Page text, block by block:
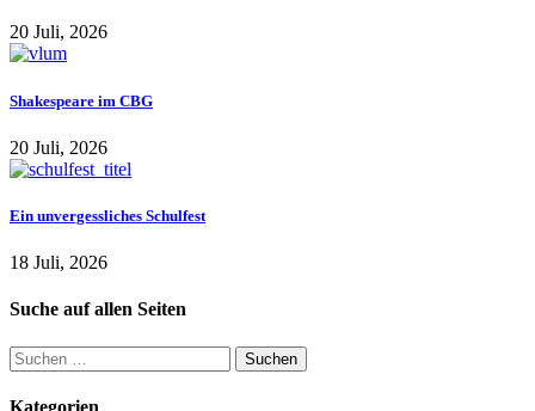
20 Juli, 2026
Shakespeare im CBG
20 Juli, 2026
Ein unvergessliches Schulfest
18 Juli, 2026
Suche auf allen Seiten
Suchen
nach:
Kategorien